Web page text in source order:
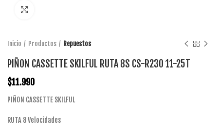
Inicio Productos Repuestos
PIÑON CASSETTE SKILFUL RUTA 8S CS-R230 11-25T
$11.990
PIÑON CASSETTE SKILFUL
RUTA 8 Velocidades